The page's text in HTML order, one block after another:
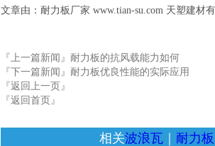
文章由：耐力板厂家 www.tian-su.com 天塑建材
『上一篇新闻』 耐力板的抗风载能力如何
『下一篇新闻』 耐力板优良性能的实际应用
『返回上一页』
『返回首页』
相关波浪瓦 耐力